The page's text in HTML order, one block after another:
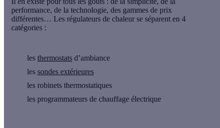
performance, de la technologie, des gammes de prix
différentes… Les régulateurs de chaleur se séparent en 4
catégories :
les thermostats d’ambiance
les sondes extérieures
les robinets thermostatiques
les programmateurs de chauffage électrique